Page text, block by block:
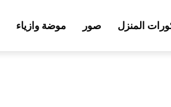
المنزل صور موضة وازياء